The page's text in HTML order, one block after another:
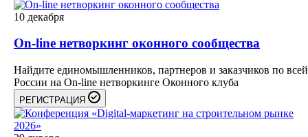
10 декабря
On-line нетворкинг оконного сообщества
Найдите единомышленников, партнеров и заказчиков по всей
России на On-line нетворкинге Оконного клуба
РЕГИСТРАЦИЯ